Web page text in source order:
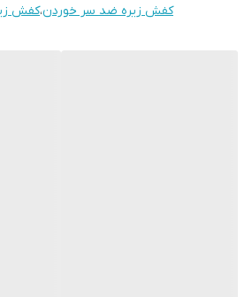
کفش زیره ضد سر خوردن،کفش